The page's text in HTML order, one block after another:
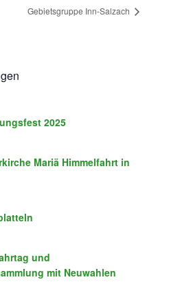
Gebietsgruppe Inn-Salzach
2025
Mariä Himmelfahrt in
und
mit Neuwahlen